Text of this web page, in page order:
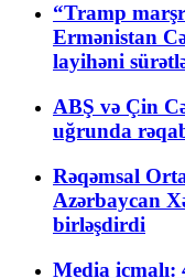
“Tramp
Ermənistan
layihəni
ABŞ və Çin
uğrunda
Rəqəmsal
Azərbaycan
birləşdirdi
Media icmalı: